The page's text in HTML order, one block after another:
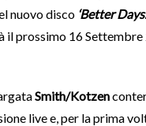
nuovo disco ‘Better
il prossimo 16
Smith/Kotzen
live e, per la prima